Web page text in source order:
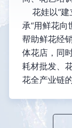
花娃以“
承“用鲜花向
帮助鲜花经
体花店，同
耗材批发、
花全产业链